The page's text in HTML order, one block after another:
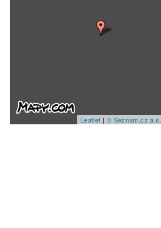
Leaflet | © Seznam.cz